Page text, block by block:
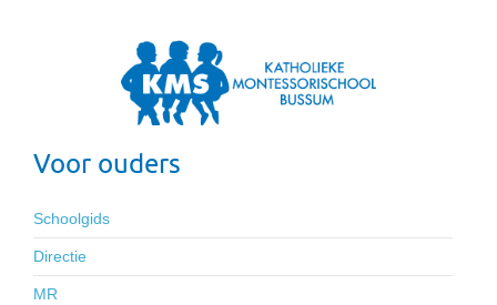
Voor ouders
Schoolgids
Directie
MR